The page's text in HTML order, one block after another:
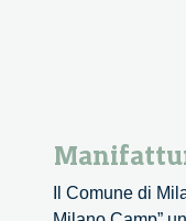
Il Comune di